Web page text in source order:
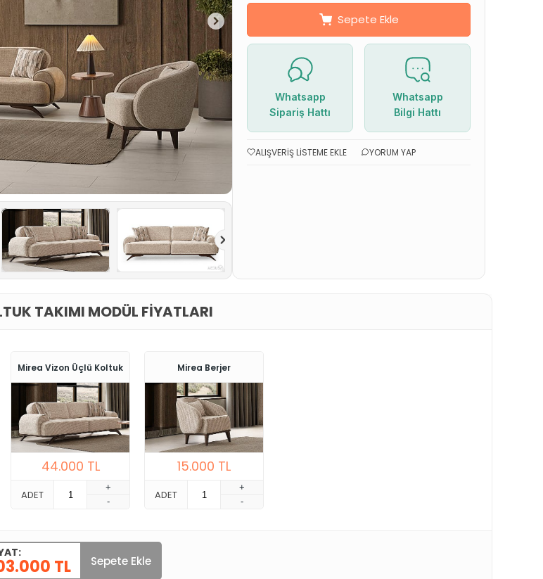
Sepete Ekle
Whatsapp
Sipariş Hattı
Whatsapp
Bilgi Hattı
ALIŞVERIŞ LISTEME EKLE YORUM YAP
TAKIMI MODÜL FIYATLARI
Mirea Vizon Üçlü Koltuk
44.000 TL
ADET
+
-
Mirea Berjer
15.000 TL
ADET
+
-
TL Sepete Ekle